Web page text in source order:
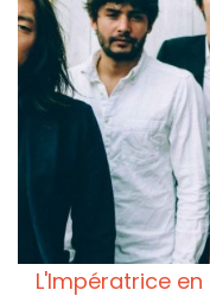
L'Impératrice